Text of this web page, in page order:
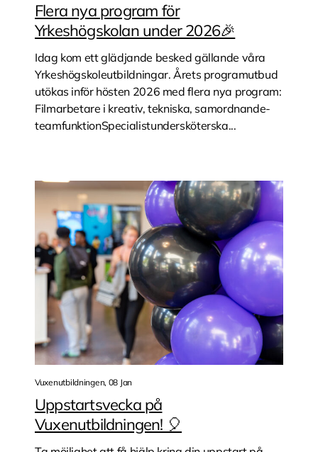
Flera nya program för
Yrkeshögskolan under 2026🎉
Idag kom ett glädjande besked gällande våra
Yrkeshögskoleutbildningar. Årets programutbud
utökas inför hösten 2026 med flera nya program:
Filmarbetare i kreativ, tekniska, samordnande-
teamfunktionSpecialistundersköterska...
Vuxenutbildningen, 08 Jan
Uppstartsvecka på
Vuxenutbildningen! 🎈